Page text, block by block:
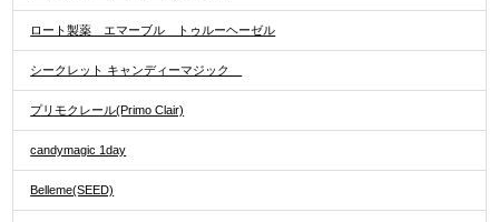
ロート製薬 エマーブル トゥルーヘーゼル
シークレット キャンディーマジック
プリモクレール(Primo Clair)
candymagic 1day
Belleme(SEED)